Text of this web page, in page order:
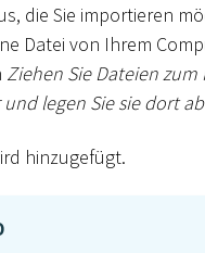
die Sie importieren
Datei von Ihrem
Ziehen Sie Dateien
legen Sie sie dort ab
hinzugefügt.